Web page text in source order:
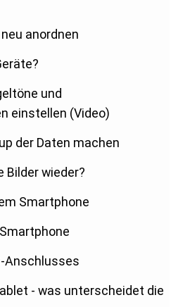
anordnen
und
einstellen (Video)
der Daten machen
Bilder wieder?
Smartphone
Anschlusses
- was unterscheidet die